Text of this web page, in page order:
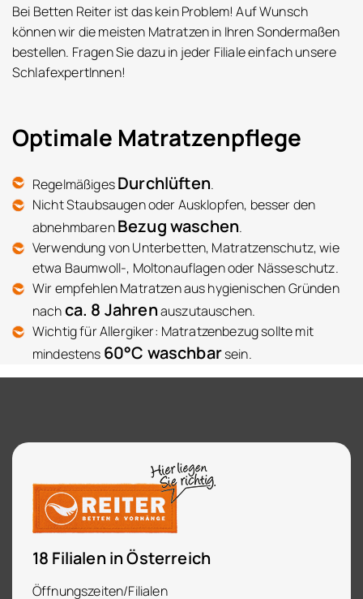
Bei Betten Reiter ist das kein Problem! Auf Wunsch
können wir die meisten Matratzen in Ihren Sondermaßen
bestellen. Fragen Sie dazu in jeder Filiale einfach unsere
SchlafexpertInnen!
Optimale Matratzenpflege
RegelmäßigesDurchlüften.
Nicht Staubsaugen oder Ausklopfen, besser den
abnehmbarenBezug waschen.
Verwendung von Unterbetten, Matratzenschutz, wie
etwa Baumwoll-, Moltonauflagen oder Nässeschutz.
Wir empfehlen Matratzen aus hygienischen Gründen
nachca. 8 Jahrenauszutauschen.
Wichtig für Allergiker: Matratzenbezug sollte mit
mindestens 60°C waschbarsein.
18 Filialen in Österreich
Öffnungszeiten/Filialen